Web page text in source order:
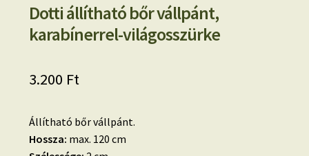
Dotti állítható bőr vállpánt,
karabínerrel-világosszürke
3.200 Ft
Állítható bőr vállpánt.
Hossza: max. 120 cm